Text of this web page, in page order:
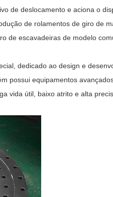
de deslocamento e aciona o
de rolamentos de giro de
de escavadeiras de modelo
dedicado ao design e
possui equipamentos
vida útil, baixo atrito e alta